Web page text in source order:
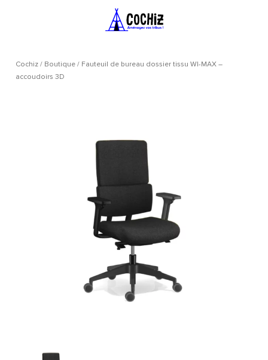
Cochiz/ Boutique/ Fauteuil de bureau dossier tissu WI-MAX –
accoudoirs 3D